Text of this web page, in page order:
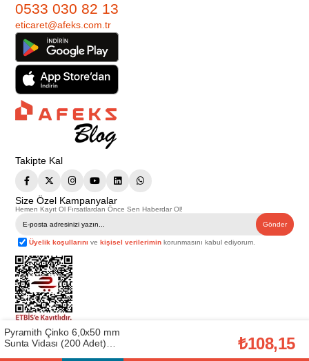
0533 030 82 13
eticaret@afeks.com.tr
Takipte Kal
Size Özel Kampanyalar
Hemen Kayıt Ol Fırsatlardan Önce Sen Haberdar Ol!
Gönder
Üyelik koşullarını vekişisel verilerimin korunmasını kabul ediyorum.
Telif Hakkı © 2026Afeks Yapı Market
. Tüm hakları saklıdır.
Bu web sitesindeki tüm ürünler ticari amaçlıdır. Web sitemizde yer alan
görsel ve yazılı içerikler firmamıza ait olup, firmamızın yazılı izni alınmadan
Pyramith Çinko 6,0x50 mm
Sunta Vidası (200 Adet)
₺108,15